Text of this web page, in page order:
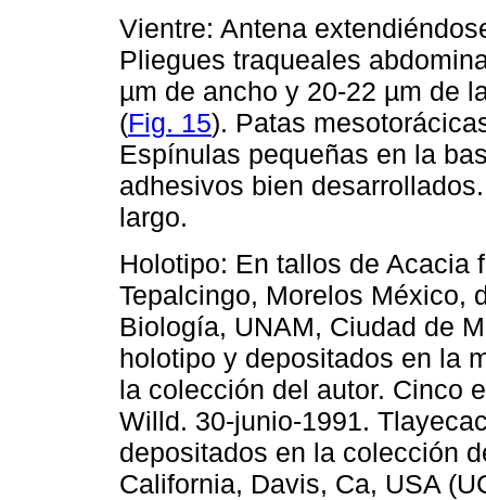
Vientre: Antena
Pliegues traqueales
µm de ancho y 20-22 µm de
(Fig. 15). Patas
Espínulas pequeñas en la
adhesivos bien
largo.
Holotipo: En tallos de Acacia
Tepalcingo, Morelos México,
Biología, UNAM, Ciudad de
holotipo y depositados en la
la colección del autor. Cinco
Willd. 30-junio-1991.
depositados en la colección
California, Davis, Ca, USA